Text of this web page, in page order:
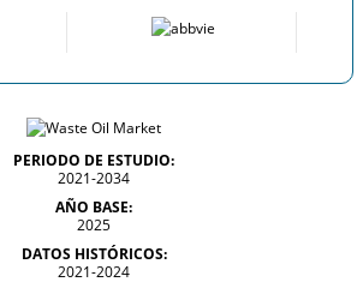
PERIODO DE ESTUDIO:
2021-2034
AÑO BASE:
2025
DATOS HISTÓRICOS:
2021-2024